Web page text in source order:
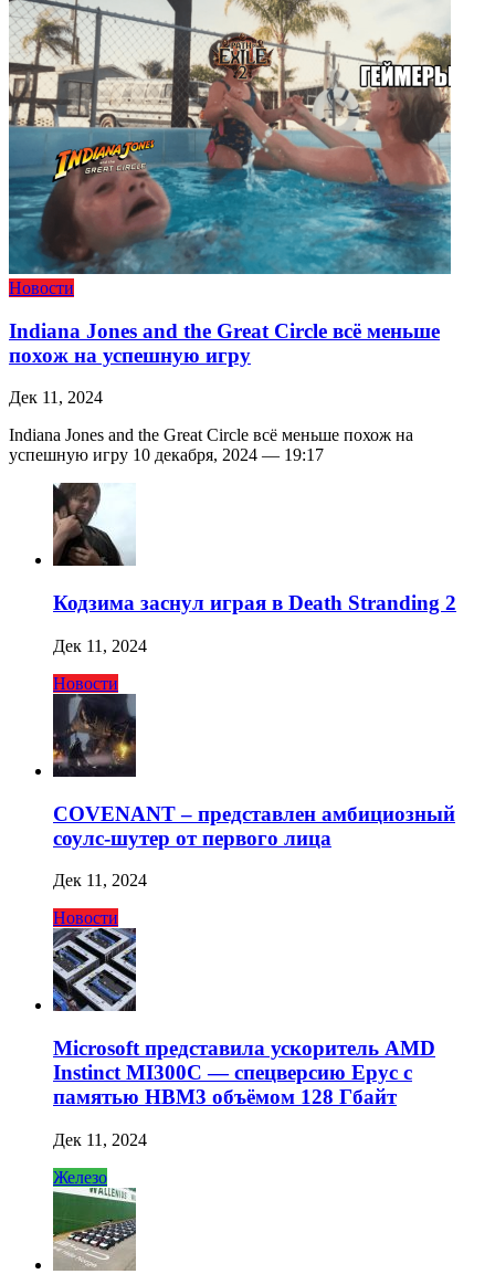
Новости
Indiana Jones and the Great Circle всё меньше
похож на успешную игру
Дек 11, 2024
Indiana Jones and the Great Circle всё меньше похож на
успешную игру 10 декабря, 2024 — 19:17
Кодзима заснул играя в Death Stranding 2
Дек 11, 2024
Новости
COVENANT – представлен амбициозный
соулс-шутер от первого лица
Дек 11, 2024
Новости
Microsoft представила ускоритель AMD
Instinct MI300C — спецверсию Epyc с
памятью HBM3 объёмом 128 Гбайт
Дек 11, 2024
Железо